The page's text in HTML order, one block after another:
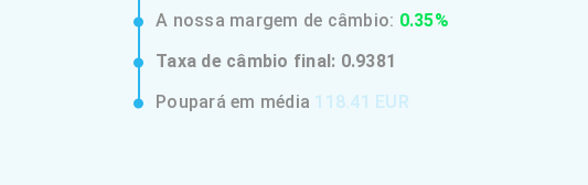
A nossa margem de câmbio: 0.35%
Taxa de câmbio final: 0.9381
Poupará em média 118.41 EUR